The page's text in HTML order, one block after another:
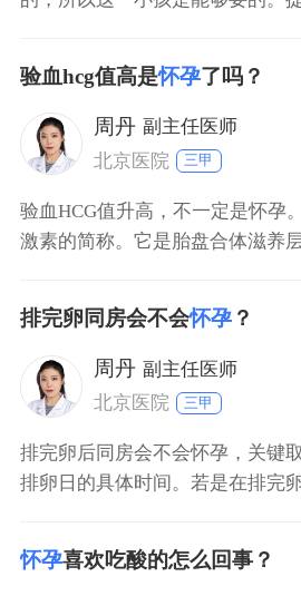
质食物。在怀孕期要定期的看医
验血hcg值高是怀孕了吗？
周丹 副主任医师
北京医院
三甲
验血HCG值升高，不一定是怀孕
激素的简称。它是胎盘合体滋养
有关的疾病有好多种，例如异位
上皮癌，不完全流产，畸胎瘤，
此不能说hcg升高就是怀孕。要想
超
排完卵同房会不会怀孕？
周丹 副主任医师
北京医院
三甲
排完卵后同房会不会怀孕，关键
排卵日的具体时间。若是在排完
怀孕的几率就会明显的下降；排
房，基本上就不会怀孕。如果不
怀孕喜欢吃酸的怎么回事？